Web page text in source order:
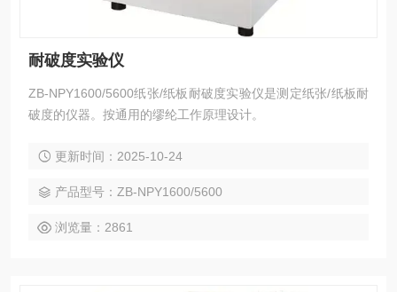
耐破度实验仪
ZB-NPY1600/5600纸张/纸板耐破度实验仪是测定纸张/纸板耐
破度的仪器。按通用的缪纶工作原理设计。
更新时间：2025-10-24
产品型号：ZB-NPY1600/5600
浏览量：2861